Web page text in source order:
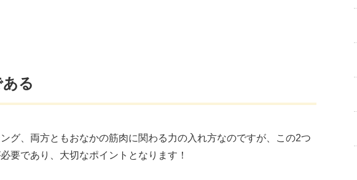
る
グ、両方ともおなかの筋肉に関わる力の入れ方なのですが、この2つ
要であり、大切なポイントとなります！